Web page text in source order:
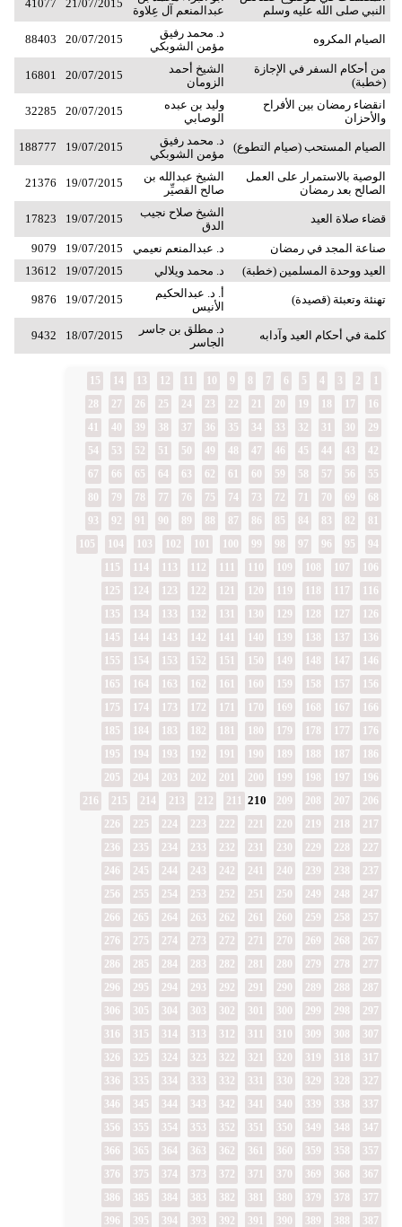
النبي صلى الله عليه وسلم
عبدالمنعم آل عِلاوة
21/07/2015
41077
الصيام المكروه
د. محمد رفيق
مؤمن الشوبكي
20/07/2015
88403
من أحكام السفر في الإجازة
(خطبة)
الشيخ أحمد
الزومان
20/07/2015
16801
انقضاء رمضان بين الأفراح
والأحزان
وليد بن عبده
الوصابي
20/07/2015
32285
الصيام المستحب (صيام التطوع)
د. محمد رفيق
مؤمن الشوبكي
19/07/2015
188777
الوصية بالاستمرار على العمل
الصالح بعد رمضان
الشيخ عبدالله بن
صالح القصيِّر
19/07/2015
21376
قضاء صلاة العيد
الشيخ صلاح نجيب
الدق
19/07/2015
17823
صناعة المجد في رمضان د. عبدالمنعم نعيمي 19/07/2015
9079
العيد ووحدة المسلمين (خطبة)
د. محمد ويلالي 19/07/2015
13612
تهنئة وتعبئة (قصيدة)
أ. د. عبدالحكيم
الأنيس
19/07/2015
9876
كلمة في أحكام العيد وآدابه
د. مطلق بن جاسر
الجاسر
18/07/2015
9432
2
3
4
5
6
7
8
9
12
13
14
15
16
17
18
19
20
21
22
23
24
25
26
27
28
29
30
31
32
33
34
35
36
37
38
39
40
41
42
43
44
45
46
47
48
49
50
51
52
53
54
55
56
57
58
59
60
61
62
63
64
65
66
67
68
69
70
71
72
73
74
75
76
77
78
79
80
81
82
83
84
85
86
87
88
89
90
91
92
93
94
95
96
97
98
99
102
103
104
105
106
107
108
109
112
113
114
115
116
117
118
119
120
121
122
123
124
125
126
127
128
129
130
131
132
133
134
135
136
137
138
139
140
141
142
143
144
145
146
147
148
149
150
151
152
153
154
155
156
157
158
159
160
161
162
163
164
165
166
167
168
169
170
171
172
173
174
175
176
177
178
179
180
181
182
183
184
185
186
187
188
189
190
191
192
193
194
195
196
197
198
199
200
201
202
203
204
205
206
207
208
209
211
212
213
214
215
216
217
218
219
220
221
222
223
224
225
226
227
228
229
230
231
232
233
234
235
236
237
238
239
240
241
242
243
244
245
246
247
248
249
250
251
252
253
254
255
256
257
258
259
260
261
262
263
264
265
266
267
268
269
270
271
272
273
274
275
276
277
278
279
280
281
282
283
284
285
286
287
288
289
290
291
292
293
294
295
296
297
298
299
300
301
302
303
304
305
306
307
308
309
310
311
312
313
314
315
316
317
318
319
320
321
322
323
324
325
326
327
328
329
330
331
332
333
334
335
336
337
338
339
340
341
342
343
344
345
346
347
348
349
350
351
352
353
354
355
356
357
358
359
360
361
362
363
364
365
366
367
368
369
370
371
372
373
374
375
376
377
378
379
380
381
382
383
384
385
386
387
388
389
390
391
392
393
394
395
396